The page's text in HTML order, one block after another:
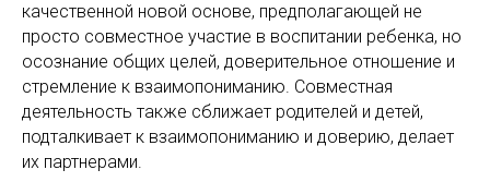
качественной новой основе, предполагающей не
просто совместное участие в воспитании ребенка, но
осознание общих целей, доверительное отношение и
стремление к взаимопониманию. Совместная
деятельность также сближает родителей и детей,
подталкивает к взаимопониманию и доверию, делает
их партнерами.